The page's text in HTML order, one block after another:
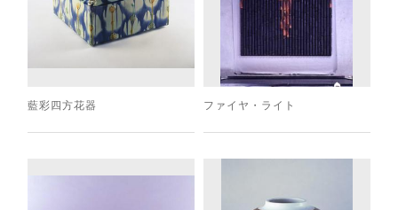
藍彩四方花器 ファイヤ・ライト